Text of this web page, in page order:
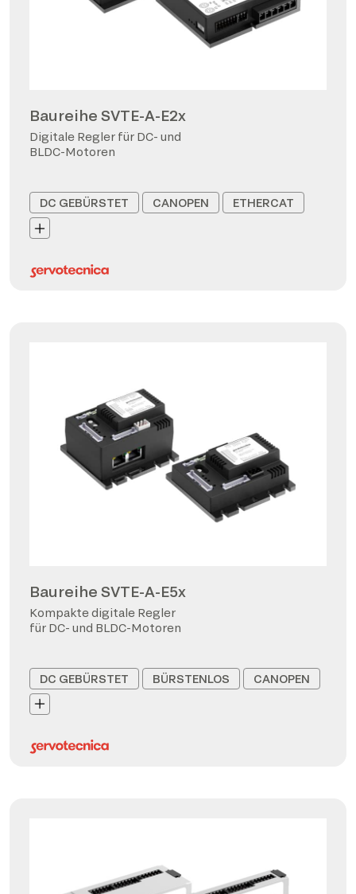
Baureihe SVTE-A-E2x
Digitale Regler für DC- und
BLDC-Motoren
DC GEBÜRSTET CANOPEN ETHERCAT
Baureihe SVTE-A-E5x
Kompakte digitale Regler
für DC- und BLDC-Motoren
DC GEBÜRSTET BÜRSTENLOS CANOPEN